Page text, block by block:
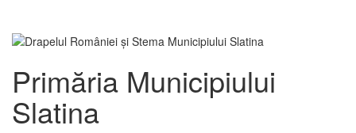
Primăria Municipiului
Slatina